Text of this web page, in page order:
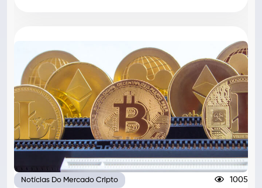
Notícias Do Mercado Cripto 1005